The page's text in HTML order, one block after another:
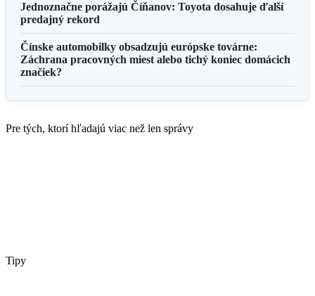
Jednoznačne porážajú Číňanov: Toyota dosahuje ďalší
predajný rekord
Čínske automobilky obsadzujú európske továrne:
Záchrana pracovných miest alebo tichý koniec domácich
značiek?
Pre tých, ktorí hľadajú viac než len správy
Tipy